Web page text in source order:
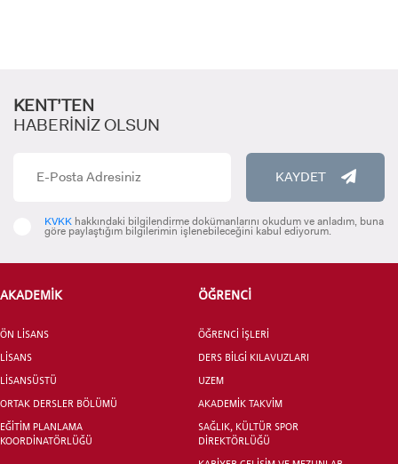
ADAY ÖĞRENCİ
LİSANSÜSTÜ EĞİTİM ENSTİTÜSÜ
KENT’TEN
HABERİNİZ OLSUN
KAYDET
KVKK hakkındaki bilgilendirme dokümanlarını okudum ve anladım, buna
göre paylaştığım bilgilerimin işlenebileceğini kabul ediyorum.
AKADEMİK
ÖN LİSANS
LİSANS
LİSANSÜSTÜ
ORTAK DERSLER BÖLÜMÜ
EĞİTİM PLANLAMA
KOORDİNATÖRLÜĞÜ
ÖĞRENCİ
ÖĞRENCİ İŞLERİ
DERS BİLGİ KILAVUZLARI
UZEM
AKADEMİK TAKVİM
SAĞLIK, KÜLTÜR SPOR
DİREKTÖRLÜĞÜ